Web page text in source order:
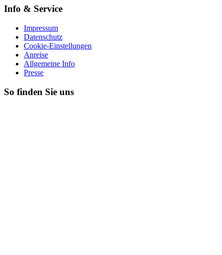
Info & Service
Impressum
Datenschutz
Cookie-Einstellungen
Anreise
Allgemeine Info
Presse
So finden Sie uns